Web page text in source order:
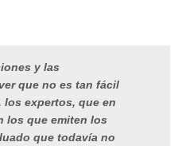
y las
que no es tan fácil
los expertos, que en
los que emiten los
que todavía no